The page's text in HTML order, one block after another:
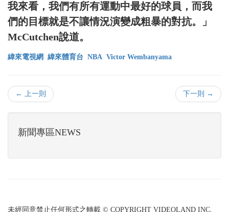
我來看，我們有所有運動中最好的球員，而我
們的目標就是不讓情況演變成粗暴的對抗。」
McCutchen說道。
緯來電視網 緯來體育台 NBA Victor Wembanyama
← 上一則 下一則 →
新聞專區NEWS
未經同意禁止任何形式之轉載 © COPYRIGHT VIDEOLAND INC.